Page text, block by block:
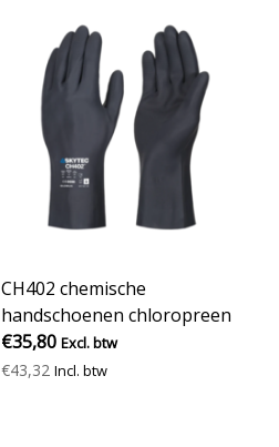
CH402 chemische
handschoenen chloropreen
€35,80 Excl. btw
€43,32 Incl. btw